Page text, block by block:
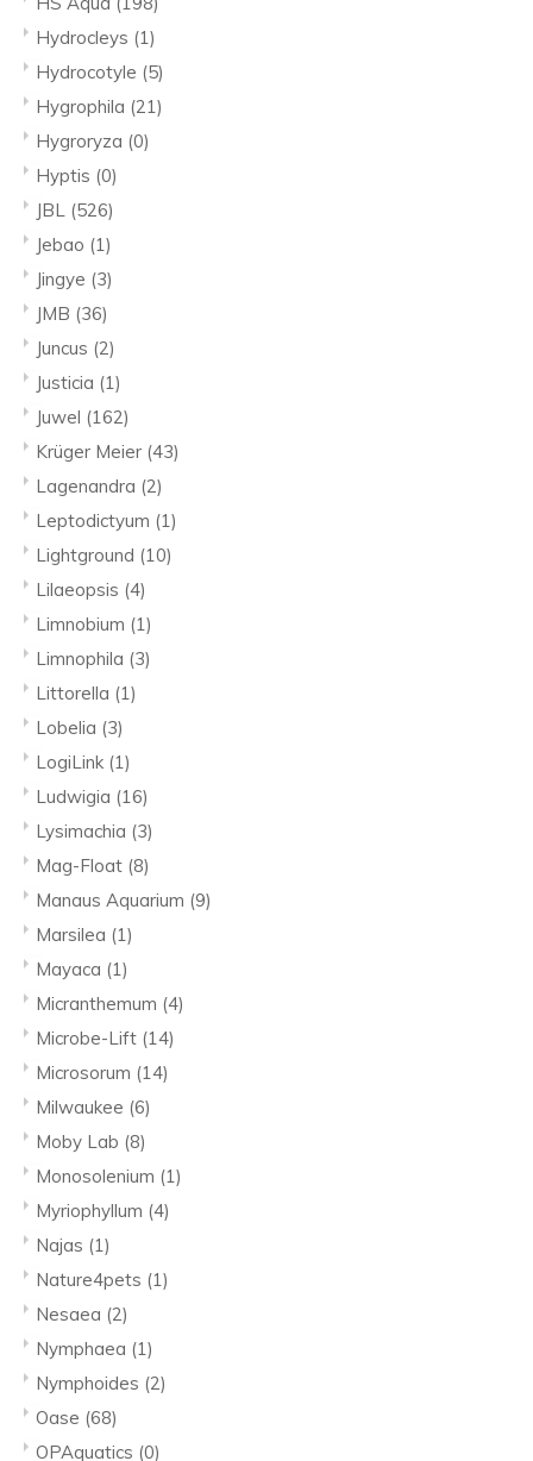
Hydrocleys (1)
Hydrocotyle (5)
Hygrophila (21)
Hygroryza (0)
Hyptis (0)
JBL (526)
Jebao (1)
Jingye (3)
JMB (36)
Juncus (2)
Justicia (1)
Juwel (162)
Krüger Meier (43)
Lagenandra (2)
Leptodictyum (1)
Lightground (10)
Lilaeopsis (4)
Limnobium (1)
Limnophila (3)
Littorella (1)
Lobelia (3)
LogiLink (1)
Ludwigia (16)
Lysimachia (3)
Mag-Float (8)
Manaus Aquarium (9)
Marsilea (1)
Mayaca (1)
Micranthemum (4)
Microbe-Lift (14)
Microsorum (14)
Milwaukee (6)
Moby Lab (8)
Monosolenium (1)
Myriophyllum (4)
Najas (1)
Nature4pets (1)
Nesaea (2)
Nymphaea (1)
Nymphoides (2)
Oase (68)
OPAquatics (0)